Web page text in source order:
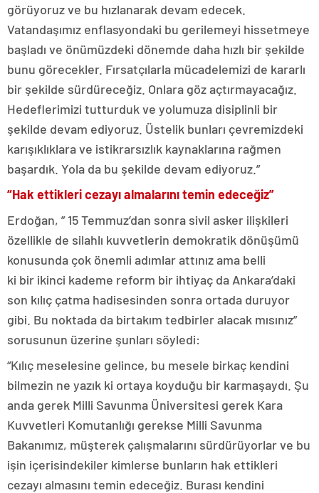
görüyoruz ve bu hızlanarak devam edecek.
Vatandaşımız enflasyondaki bu gerilemeyi hissetmeye
başladı ve önümüzdeki dönemde daha hızlı bir şekilde
bunu görecekler. Fırsatçılarla mücadelemizi de kararlı
bir şekilde sürdüreceğiz. Onlara göz açtırmayacağız.
Hedeflerimizi tutturduk ve yolumuza disiplinli bir
şekilde devam ediyoruz. Üstelik bunları çevremizdeki
karışıklıklara ve istikrarsızlık kaynaklarına rağmen
başardık. Yola da bu şekilde devam ediyoruz.”
“Hak ettikleri cezayı almalarını temin edeceğiz”
Erdoğan, ” 15 Temmuz’dan sonra sivil asker ilişkileri
özellikle de silahlı kuvvetlerin demokratik dönüşümü
konusunda çok önemli adımlar attınız ama belli
ki bir ikinci kademe reform bir ihtiyaç da Ankara’daki
son kılıç çatma hadisesinden sonra ortada duruyor
gibi. Bu noktada da birtakım tedbirler alacak mısınız”
sorusunun üzerine şunları söyledi:
“Kılıç meselesine gelince, bu mesele birkaç kendini
bilmezin ne yazık ki ortaya koyduğu bir karmaşaydı. Şu
anda gerek Milli Savunma Üniversitesi gerek Kara
Kuvvetleri Komutanlığı gerekse Milli Savunma
Bakanımız, müşterek çalışmalarını sürdürüyorlar ve bu
işin içerisindekiler kimlerse bunların hak ettikleri
cezayı almasını temin edeceğiz. Burası kendini